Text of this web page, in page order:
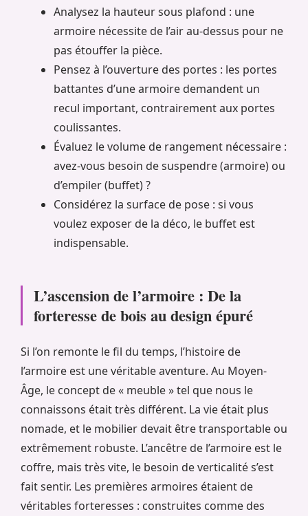
Analysez la hauteur sous plafond : une
armoire nécessite de l’air au-dessus pour ne
pas étouffer la pièce.
Pensez à l’ouverture des portes : les portes
battantes d’une armoire demandent un
recul important, contrairement aux portes
coulissantes.
Évaluez le volume de rangement nécessaire :
avez-vous besoin de suspendre (armoire) ou
d’empiler (buffet) ?
Considérez la surface de pose : si vous
voulez exposer de la déco, le buffet est
indispensable.
L’ascension de l’armoire : De la
forteresse de bois au design épuré
Si l’on remonte le fil du temps, l’histoire de
l’armoire est une véritable aventure. Au Moyen-
Âge, le concept de « meuble » tel que nous le
connaissons était très différent. La vie était plus
nomade, et le mobilier devait être transportable ou
extrêmement robuste. L’ancêtre de l’armoire est le
coffre, mais très vite, le besoin de verticalité s’est
fait sentir. Les premières armoires étaient de
véritables forteresses : construites comme des